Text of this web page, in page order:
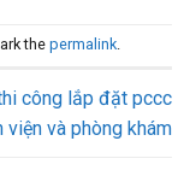
the permalink
công lắp đặt pccc
viện và phòng khám